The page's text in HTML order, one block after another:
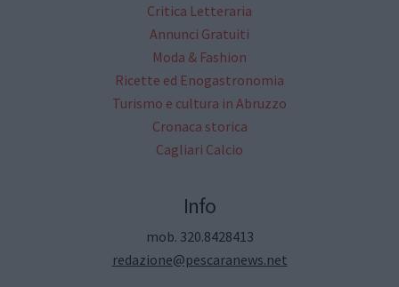
Critica Letteraria
Annunci Gratuiti
Moda & Fashion
Ricette ed Enogastronomia
Turismo e cultura in Abruzzo
Cronaca storica
Cagliari Calcio
Info
mob. 320.8428413
redazione@pescaranews.net